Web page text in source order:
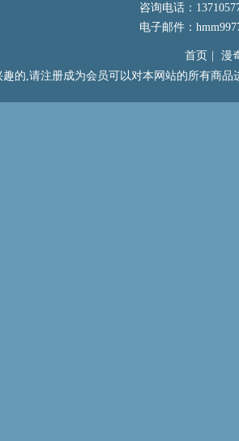
咨询电话：
电子邮件：
首页
漫
的,请注册成为会员可以对本网站的所有商